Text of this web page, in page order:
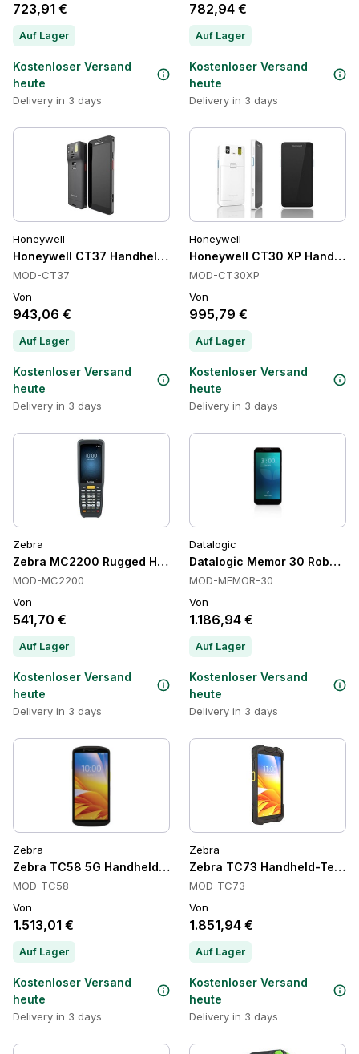
723,91 €
Auf Lager
Kostenloser Versand
heute
Delivery in 3 days
782,94 €
Auf Lager
Kostenloser Versand
heute
Delivery in 3 days
Honeywell
Honeywell CT37 Handheld-Computer, Wi-Fi 6E, 128 GB
MOD-CT37
Von
943,06 €
Auf Lager
Kostenloser Versand
heute
Delivery in 3 days
Honeywell
Honeywell CT30 XP
MOD-CT30XP
Von
995,79 €
Auf Lager
Kostenloser Versand
heute
Delivery in 3 days
Zebra
Zebra MC2200 Rugged Handheld-Computer, SE4100 2D,
MOD-MC2200
Von
541,70 €
Auf Lager
Kostenloser Versand
heute
Delivery in 3 days
Datalogic
Datalogic Memor 30
MOD-MEMOR-30
Von
1.186,94 €
Auf Lager
Kostenloser Versand
heute
Delivery in 3 days
Zebra
Zebra TC58 5G Handheld-Computer, 5G
MOD-TC58
Von
1.513,01 €
Auf Lager
Kostenloser Versand
heute
Delivery in 3 days
Zebra
Zebra TC73 Handheld-
MOD-TC73
Von
1.851,94 €
Auf Lager
Kostenloser Versand
heute
Delivery in 3 days